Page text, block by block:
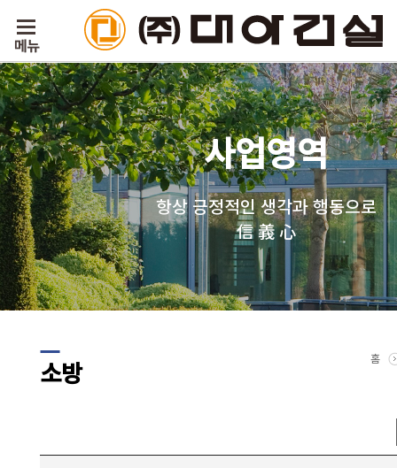
사업영역
항상 긍정적인 생각과 행동으로
信 義 心
소방 홈